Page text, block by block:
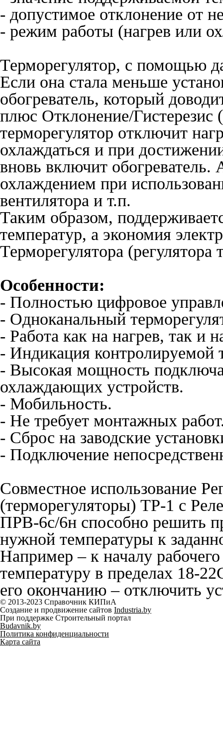
- допустимое отклонение от
- режим работы (нагрев или
Терморегулятор, с помощью
Если она стала меньше
обогреватель, который
плюс Отклонение/
терморегулятор отключит
охлаждаться и при
вновь включит обогреватель.
охлаждением при
вентилятора и т.п.
Таким образом,
температур, а экономия
Терморегулятора
Особенности:
- Полностью цифровое
- Одноканальный
- Работа как на нагрев, так и
- Индикация контролируемой
- Высокая мощность
охлаждающих устройств.
- Мобильность.
- Не требует монтажных
- Сброс на заводские
- Подключение
Совместное использование
(терморегуляторы) ТР-1 с
ПРВ-6с/6н способно решить
нужной температуры к
Например – к началу
температуру в пределах 18-
его окончанию – отключить
© 2013-2023 Справочник КИПиА
Создание и продвижение сайтов Industria.by
При поддержке Строительный портал
Budavnik.by
Политика конфиденциальности
Карта сайта